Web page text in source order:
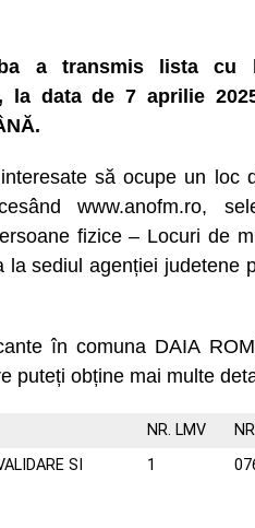
a transmis lista cu
la data de 7 aprilie
să ocupe un loc
www.anofm.ro,
fizice – Locuri de
la sediul agenției judetene
în comuna DAIA
puteți obține mai multe
NR. LMV
SI
1